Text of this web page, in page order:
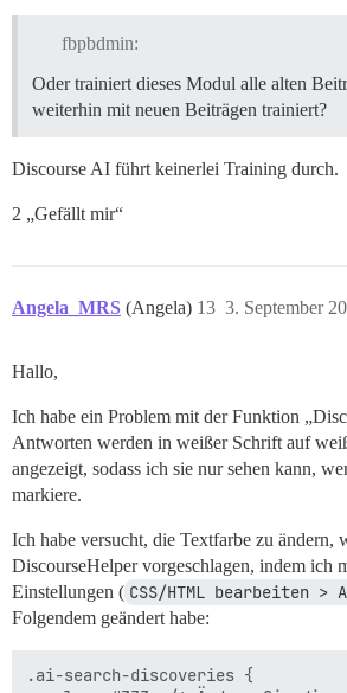
fbpbdmin:
Oder trainiert dieses Modul alle alten
weiterhin mit neuen Beiträgen trainiert?
Discourse AI führt keinerlei Training durch.
2 „Gefällt mir“
Angela_MRS (Angela) 3. September
13
Hallo,
Ich habe ein Problem mit der Funktion
Antworten werden in weißer Schrift auf
angezeigt, sodass ich sie nur sehen kann,
markiere.
Ich habe versucht, die Textfarbe zu ändern,
DiscourseHelper vorgeschlagen, indem ich
Einstellungen ( CSS/HTML bearbeiten >
Folgendem geändert habe:
.ai-search-discoveries {